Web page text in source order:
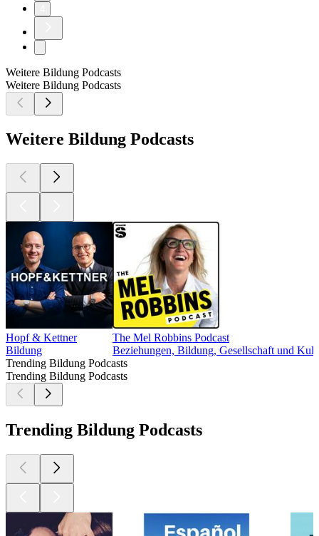
Weitere Bildung Podcasts
Weitere Bildung Podcasts
Weitere Bildung Podcasts
Hopf & Kettner
Bildung
The Mel Robbins Podcast
Beziehungen, Bildung, Gesellschaft und
Trending Bildung Podcasts
Trending Bildung Podcasts
Trending Bildung Podcasts